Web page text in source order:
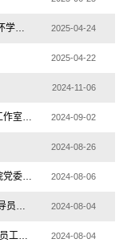
学校领导深入“一站式”学生社区调研慰问 暖心关怀学子成长 2025-04-24
2025-04-22
2024-11-06
学校领导深入“一站式”学生社区视察指导辅导员工作室和二级学院心理工作站工作 2024-09-02
2024-08-26
院学工发〔2024〕19号__广西工商职业技术学院党委学生工作部关于成立“一站式”学生社... 2024-08-06
喜报！我校工作室入选第二批广西高校高水平辅导员工作室培育建设项目 2024-08-04
喜报 我校工作室入选第二批广西高校高水平辅导员工作室培育建设项目 2024-08-04